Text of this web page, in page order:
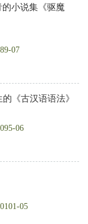
小说集《驱魔
07
《古汉语语法》
06
05